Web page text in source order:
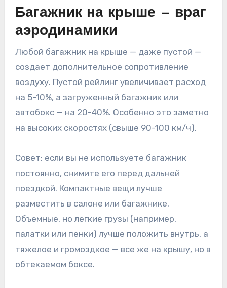
Багажник на крыше — враг
аэродинамики
Любой багажник на крыше — даже пустой —
создает дополнительное сопротивление
воздуху. Пустой рейлинг увеличивает расход
на 5-10%, а загруженный багажник или
автобокс — на 20-40%. Особенно это заметно
на высоких скоростях (свыше 90-100 км/ч).
Совет: если вы не используете багажник
постоянно, снимите его перед дальней
поездкой. Компактные вещи лучше
разместить в салоне или багажнике.
Объемные, но легкие грузы (например,
палатки или пенки) лучше положить внутрь, а
тяжелое и громоздкое — все же на крышу, но в
обтекаемом боксе.